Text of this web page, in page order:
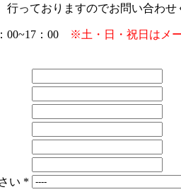
っておりますのでお問い合わせ
00~17：00 ※土・日・祝日はメ
い *